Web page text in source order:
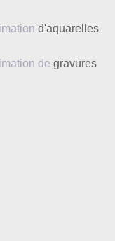
d'aquarelles
de gravures